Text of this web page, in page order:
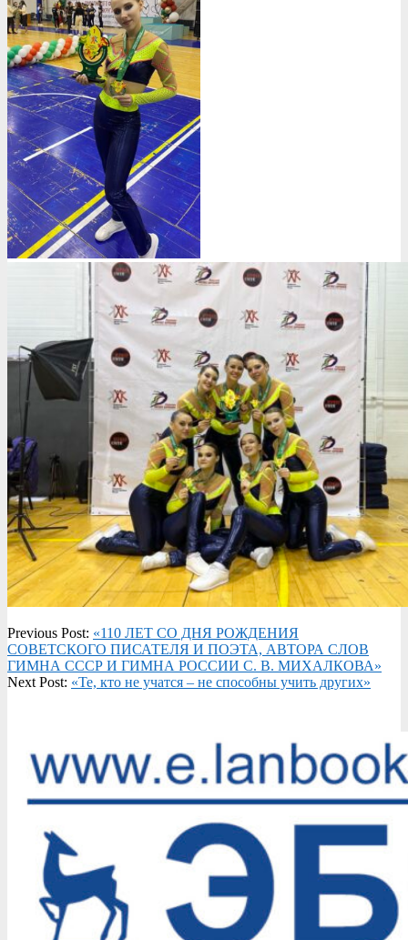
2023-
03-
14
Previous Post: «110 ЛЕТ СО ДНЯ РОЖДЕНИЯ
СОВЕТСКОГО ПИСАТЕЛЯ И ПОЭТА, АВТОРА СЛОВ
ГИМНА СССР И ГИМНА РОССИИ С. В. МИХАЛКОВА»
Next Post: «Те, кто не учатся – не способны учить других»